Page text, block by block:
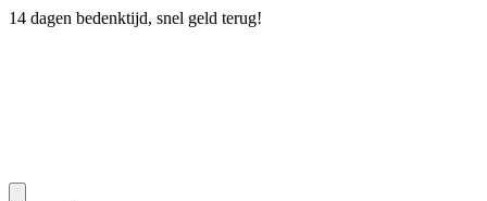
14 dagen bedenktijd, snel geld terug!